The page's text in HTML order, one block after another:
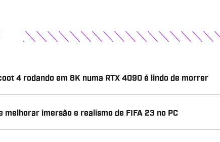
4 rodando em 8K numa RTX 4090 é lindo de morrer
melhorar imersão e realismo de FIFA 23 no PC